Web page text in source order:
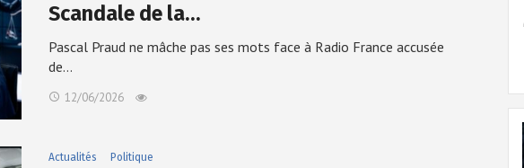
Scandale de la…
Pascal Praud ne mâche pas ses mots face à Radio France accusée
de…
12/06/2026
Actualités Politique